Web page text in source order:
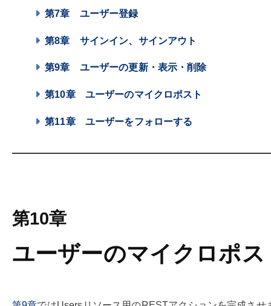
第7章 ユーザー登録
第8章 サインイン、サインアウト
第9章 ユーザーの更新・表示・削除
第10章 ユーザーのマイクロポスト
第11章 ユーザーをフォローする
第10章
ユーザーのマイクロポス